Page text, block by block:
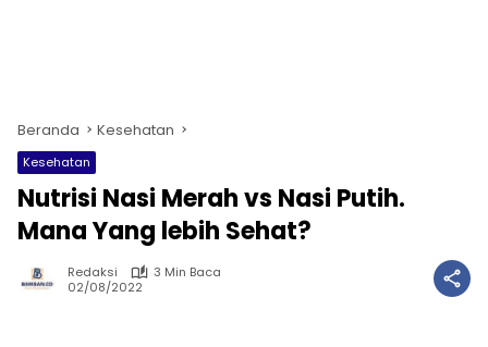
Beranda Kesehatan
Kesehatan
Nutrisi Nasi Merah vs Nasi Putih.
Mana Yang lebih Sehat?
Redaksi
3 Min Baca
02/08/2022